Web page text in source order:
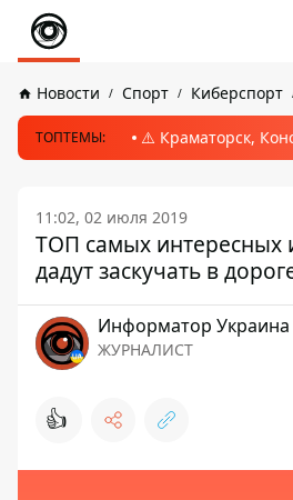
Новости Спорт Киберспорт
ТОПТЕМЫ: ⚠️ Краматорск,
11:02, 02 июля 2019
ТОП самых интересных
дадут заскучать в
Информатор Украина
ЖУРНАЛИСТ
👍